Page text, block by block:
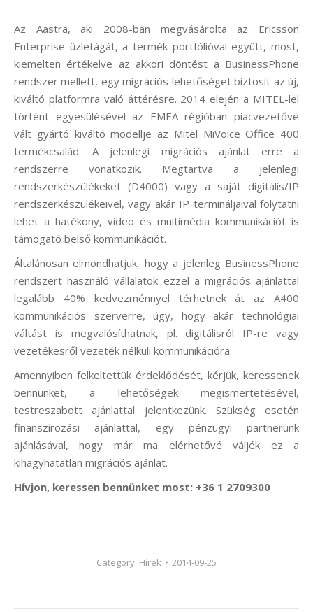
Az Aastra, aki 2008-ban megvásárolta az Ericsson
Enterprise üzletágát, a termék portfólióval együtt, most,
kiemelten értékelve az akkori döntést a BusinessPhone
rendszer mellett, egy migrációs lehetőséget biztosít az új,
kiváltó platformra való áttérésre. 2014 elején a MITEL-lel
történt egyesülésével az EMEA régióban piacvezetővé
vált gyártó kiváltó modellje az Mitel MiVoice Office 400
termékcsalád. A jelenlegi migrációs ajánlat erre a
rendszerre vonatkozik. Megtartva a jelenlegi
rendszerkészülékeket (D4000) vagy a saját digitális/IP
rendszerkészülékeivel, vagy akár IP termináljaival folytatni
lehet a hatékony, video és multimédia kommunikációt is
támogató belső kommunikációt.
Általánosan elmondhatjuk, hogy a jelenleg BusinessPhone
rendszert használó vállalatok ezzel a migrációs ajánlattal
legalább 40% kedvezménnyel térhetnek át az A400
kommunikációs szerverre, úgy, hogy akár technológiai
váltást is megvalósíthatnak, pl. digitálisról IP-re vagy
vezetékesről vezeték nélküli kommunikációra.
Amennyiben felkeltettük érdeklődését, kérjük, keressenek
bennünket, a lehetőségek megismertetésével,
testreszabott ajánlattal jelentkezünk. Szükség esetén
finanszírozási ajánlattal, egy pénzügyi partnerünk
ajánlásával, hogy már ma elérhetővé váljék ez a
kihagyhatatlan migrációs ajánlat.
Hívjon, keressen bennünket most: +36 1 2709300
Category: Hírek 2014-09-25